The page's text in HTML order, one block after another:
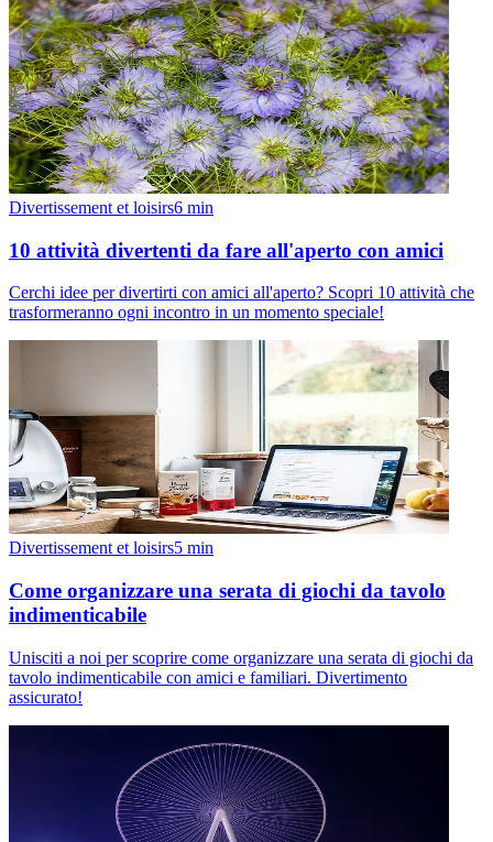
Divertissement et loisirs6 min
10 attività divertenti da fare all'aperto con amici
Cerchi idee per divertirti con amici all'aperto? Scopri 10 attività che
trasformeranno ogni incontro in un momento speciale!
Divertissement et loisirs5 min
Come organizzare una serata di giochi da tavolo
indimenticabile
Unisciti a noi per scoprire come organizzare una serata di giochi da
tavolo indimenticabile con amici e familiari. Divertimento
assicurato!